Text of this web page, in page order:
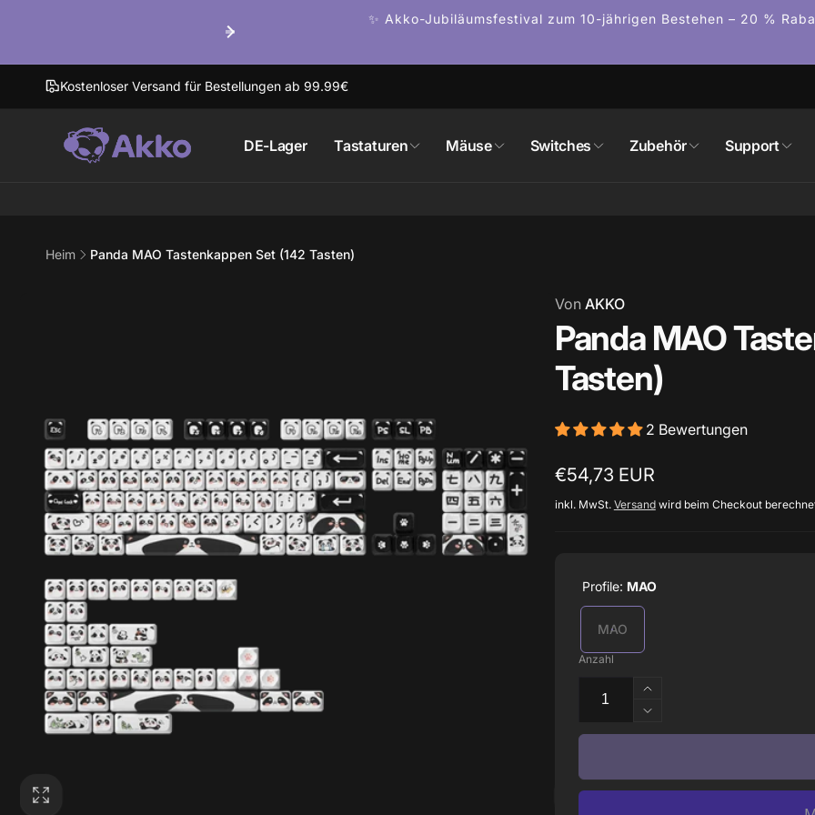
✨ Akko-Jubiläumsfestival zum 10-jährigen Bestehen – 20 %
Kostenloser Versand für Bestellungen ab 99.99€
DE-Lager Tastaturen Mäuse Switches Zubehör Support
Heim Panda MAO Tastenkappen Set (142 Tasten)
VonAKKO
Panda MAO
Tasten)
2 Bewertungen
Normaler
Preis
€54,73 EUR
inkl. MwSt. Versandwird beim Checkout
Profile: MAO
MAO
Anzahl
Erhöhe
die
Menge
MAO
Verringere
die
für
Panda